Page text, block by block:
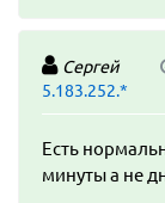
Сергей
5.183.252.*
Есть
минуты а не